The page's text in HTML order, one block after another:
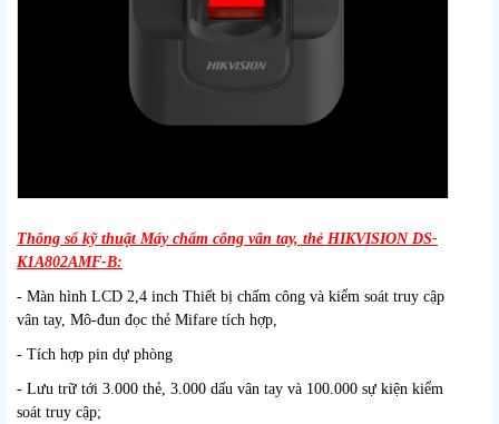
Thông số kỹ thuật Máy chấm công vân tay, thẻ HIKVISION DS-
K1A802AMF-B:
- Màn hình LCD 2,4 inch Thiết bị chấm công và kiểm soát truy cập
vân tay, Mô-đun đọc thẻ Mifare tích hợp,
- Tích hợp pin dự phòng
- Lưu trữ tới 3.000 thẻ, 3.000 dấu vân tay và 100.000 sự kiện kiểm
soát truy cập;